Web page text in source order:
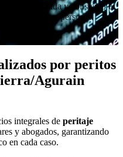
facilitada y consiento el
de carácter personal.
por peritos
Agurain
integrales de peritaje
y abogados, garantizando
en cada caso.